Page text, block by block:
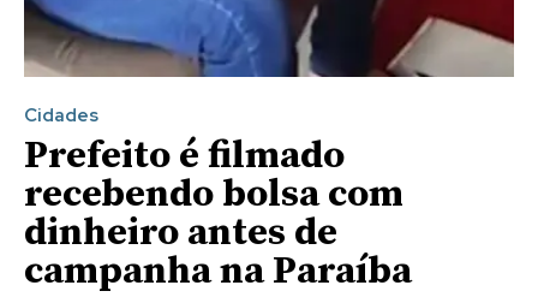
Cidades
Prefeito é filmado
recebendo bolsa com
dinheiro antes de
campanha na Paraíba